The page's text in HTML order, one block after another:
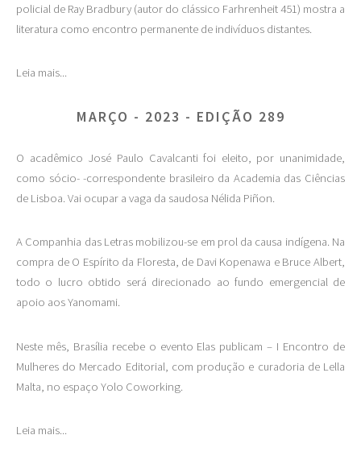
policial de Ray Bradbury (autor do clássico Farhrenheit 451) mostra a
literatura como encontro permanente de indivíduos distantes.
Leia mais...
MARÇO - 2023 - EDIÇÃO 289
O acadêmico José Paulo Cavalcanti foi eleito, por unanimidade,
como sócio- -correspondente brasileiro da Academia das Ciências
de Lisboa. Vai ocupar a vaga da saudosa Nélida Piñon.
A Companhia das Letras mobilizou-se em prol da causa indígena. Na
compra de O Espírito da Floresta, de Davi Kopenawa e Bruce Albert,
todo o lucro obtido será direcionado ao fundo emergencial de
apoio aos Yanomami.
Neste mês, Brasília recebe o evento Elas publicam – I Encontro de
Mulheres do Mercado Editorial, com produção e curadoria de Lella
Malta, no espaço Yolo Coworking.
Leia mais...